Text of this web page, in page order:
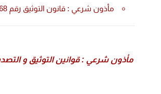
مأذون شرعي : قانون التوثيق رقم 68 لسنة 47 هو اول قانون خاص بالتوثيق في مصر .
مأذون شرعي : قوانين التوثيق و